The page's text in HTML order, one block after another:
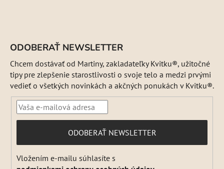
ODOBERAŤ NEWSLETTER
Chcem dostávať od Martiny, zakladateľky Kvitku®, užitočné
tipy pre zlepšenie starostlivosti o svoje telo a medzi prvými
vedieť o všetkých novinkách a akčných ponukách v Kvitku®.
PRIHLÁSIŤ
SA
ODOBERAŤ NEWSLETTER
Vložením e-mailu súhlasíte s